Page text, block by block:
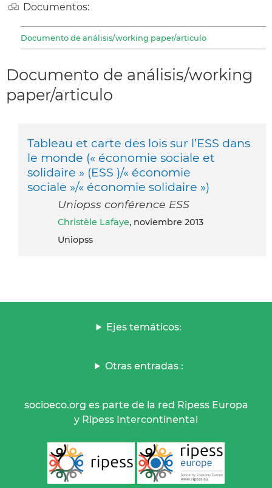
Documentos:
Documento de análisis/working paper/articulo
Documento de análisis/working
paper/articulo
Tableau et carte des lois sur l’ESS dans
le monde (« économie sociale et
solidaire » (ESS )/« économie
sociale »/« économie solidaire »)
Uniopss conférence ESS
Christèle Lafaye, noviembre 2013
Uniopss
Ejes temáticos:
Otras entradas :
socioeco.org es parte de la red Ripess Europa
y Ripess Intercontinental